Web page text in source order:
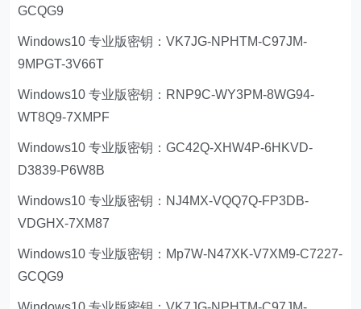
GCQG9
Windows10 专业版密钥：VK7JG-NPHTM-C97JM-
9MPGT-3V66T
Windows10 专业版密钥：RNP9C-WY3PM-8WG94-
WT8Q9-7XMPF
Windows10 专业版密钥：GC42Q-XHW4P-6HKVD-
D3839-P6W8B
Windows10 专业版密钥：NJ4MX-VQQ7Q-FP3DB-
VDGHX-7XM87
Windows10 专业版密钥：Mp7W-N47XK-V7XM9-C7227-
GCQG9